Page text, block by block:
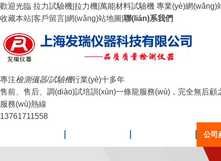
歡迎光臨 拉力試驗機|拉力機|萬能材料試驗機 專業(yè)網(wǎng)
收藏本站 客戶留言 網(wǎng)站地圖 聯(lián)系我們
專注檢測儀器/試驗機行業(yè)十多年
售前、售后、調(diào)試培訓(xùn)一條龍服務(wù)，完全無后顧
服務(wù)熱線
13761711558
公司